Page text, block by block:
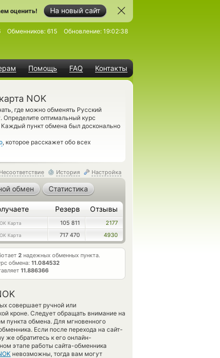
На новый сайт
оценить!
Помощь FAQ Контакты
Обменников: 615 Обновление: 19:02:38
NOK
где можно обменять Русский
Определите оптимальный курс
пункт обмена был досконально
, которое расскажет обо всех
Несоответствие История Настройка
обмен Статистика
Резерв Отзывы
Карта 105 811
2177
Карта 717 470 4930
2 надежных обменных пункта.
обмена: 11.084532
11.886366
совершает ручной или
кроне. Следует обращать внимание на
пункта обмена. Для мгновенного
Если после перехода на сайт-
же обратитесь к его онлайн-
этапе работы сайта-обменника
невозможны, тогда вам могут